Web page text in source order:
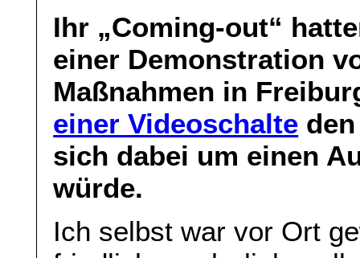
Ihr „Coming-out“
einer Demonstration
Maßnahmen in
einer Videoschalte
sich dabei um einen
würde.
Ich selbst war vor Ort